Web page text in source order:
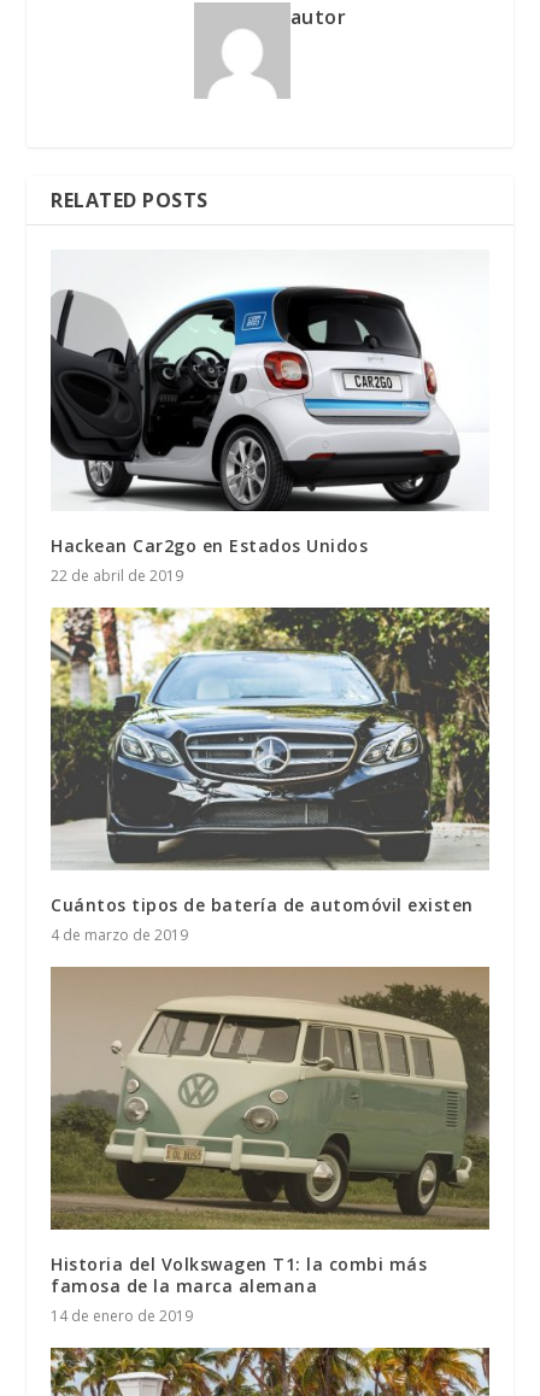
autor
RELATED POSTS
Hackean Car2go en Estados Unidos
22 de abril de 2019
Cuántos tipos de batería de automóvil existen
4 de marzo de 2019
Historia del Volkswagen T1: la combi más
famosa de la marca alemana
14 de enero de 2019